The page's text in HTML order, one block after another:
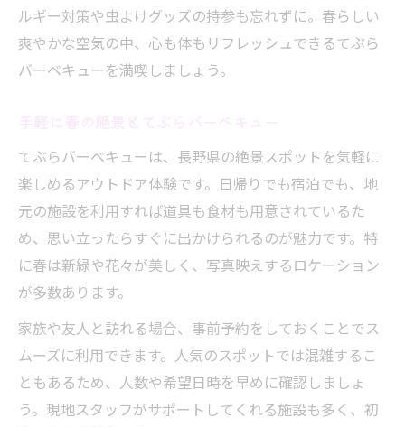
ルギー対策や虫よけグッズの持参も忘れずに。春らしい
爽やかな空気の中、心も体もリフレッシュできるてぶら
バーベキューを満喫しましょう。
てぶらバーベキューは、長野県の絶景スポットを気軽に
楽しめるアウトドア体験です。日帰りでも宿泊でも、地
元の施設を利用すれば道具も食材も用意されているた
め、思い立ったらすぐに出かけられるのが魅力です。特
に春は新緑や花々が美しく、写真映えするロケーション
が多数あります。
家族や友人と訪れる場合、事前予約をしておくことでス
ムーズに利用できます。人気のスポットでは混雑するこ
ともあるため、人数や希望日時を早めに確認しましょ
う。現地スタッフがサポートしてくれる施設も多く、初